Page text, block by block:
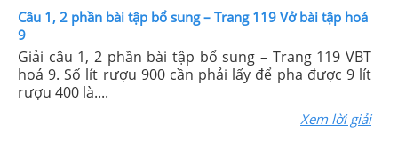
Câu 1, 2 phần bài tập bổ sung – Trang 119 Vở bài tập hoá
9
Giải câu 1, 2 phần bài tập bổ sung – Trang 119 VBT
hoá 9. Số lít rượu 900 cần phải lấy để pha được 9 lít
rượu 400 là....
Xem lời giải